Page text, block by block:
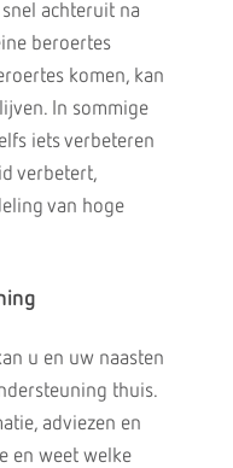
achteruit na
beroertes
komen, kan
In sommige
iets verbeteren
verbetert,
van hoge
u en uw naasten
thuis.
adviezen en
en weet welke